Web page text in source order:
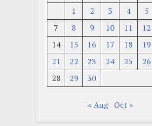
1
2 3 4 5
7
8 9 10 11 12
14
15 16 17 18 19
21
22 23 24 25 26
28
29 30
« Aug Oct »